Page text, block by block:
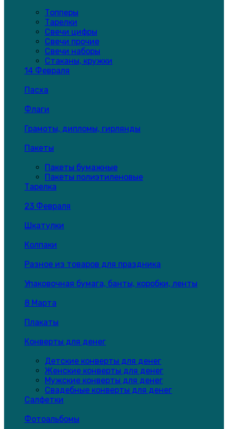
Топперы
Тарелки
Свечи цифры
Свечи прочие
Свечи наборы
Стаканы, кружки
14 Февраля
Пасха
Флаги
Грамоты, дипломы, гирлянды
Пакеты
Пакеты бумажные
Пакеты полиэтиленовые
Тарелка
23 Февраля
Шкатулки
Колпаки
Разное из товаров для праздника
Упаковочная бумага, банты, коробки, ленты
8 Марта
Плакаты
Конверты для денег
Детские конверты для денег
Женские конверты для денег
Мужские конверты для денег
Свадебные конверты для денег
Салфетки
Фотоальбомы